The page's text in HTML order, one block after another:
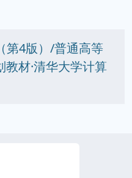
第4版）/普通高等
教材·清华大学计算